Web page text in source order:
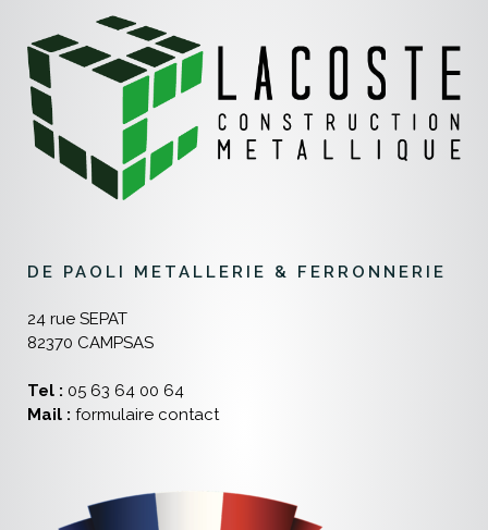
DE PAOLI METALLERIE & FERRONNERIE
24 rue SEPAT
82370 CAMPSAS
Tel : 05 63 64 00 64
Mail : formulaire contact